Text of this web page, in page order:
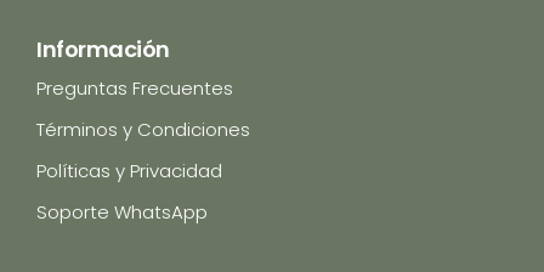
Información
Preguntas Frecuentes
Términos y Condiciones
Políticas y Privacidad
Soporte WhatsApp